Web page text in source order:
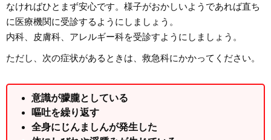
なければひとまず安心です。様子がおかしいようであれば直ち
に医療機関に受診するようにしましょう。
内科、皮膚科、アレルギー科を受診すようにしましょう。
ただし、次の症状があるときは、救急科にかかってください。
意識が朦朧としている
嘔吐を繰り返す
全身にじんましんが発生した